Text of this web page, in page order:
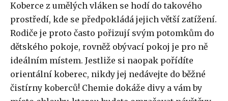
Koberce z umělých vláken se hodí do takového
prostředí, kde se předpokládá jejich větší zatížení.
Rodiče je proto často pořizují svým potomkům do
dětského pokoje, rovněž obývací pokoj je pro ně
ideálním místem. Jestliže si naopak pořídíte
orientální koberec, nikdy jej nedávejte do běžné
čistírny koberců! Chemie dokáže divy a vám by